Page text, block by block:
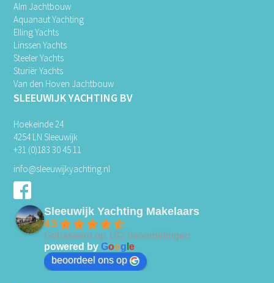
Alm Jachtbouw
Aquanaut Yachting
Elling Yachts
Linssen Yachts
Steeler Yachts
Sturiër Yachts
Van den Hoven Jachtbouw
SLEEUWIJK YACHTING BV
Hoekeinde 24
4254 LN Sleeuwijk
+31 (0)183 30 45 11
info@sleeuwijkyachting.nl
Sleeuwijk Yachting Makelaars
4.5
Gebaseerd op 182 beoordelingen
powered byGoog le
beoordeel ons op